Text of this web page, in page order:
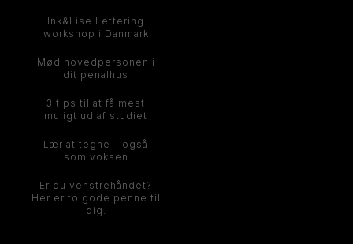
Ink&Lise Lettering
workshop i Danmark
Mød hovedpersonen i
dit penalhus
3 tips til at få mest
muligt ud af studiet
Lær at tegne – også
som voksen
Er du venstrehåndet?
Her er to gode penne til
dig.